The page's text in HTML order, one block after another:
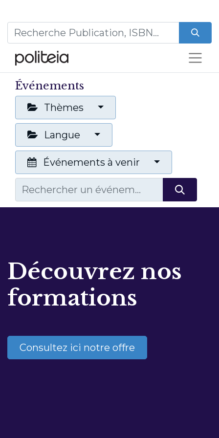
Événements
Thèmes
Langue
Événements à venir
Découvrez nos
formations
Consultez ici notre offre